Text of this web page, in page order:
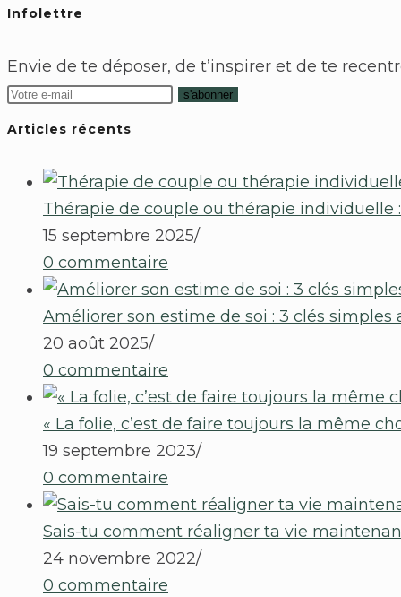
Infolettre
Envie de te déposer, de t’inspirer et de te
s'abonner
Articles récents
Thérapie de couple ou thérapie
15 septembre 2025/
0 commentaire
Améliorer son estime de soi : 3 clés
20 août 2025/
0 commentaire
« La folie, c’est de faire toujours la même
19 septembre 2023/
0 commentaire
Sais-tu comment réaligner ta vie
24 novembre 2022/
0 commentaire